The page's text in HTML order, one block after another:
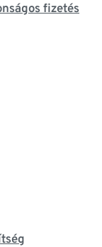
fizetés